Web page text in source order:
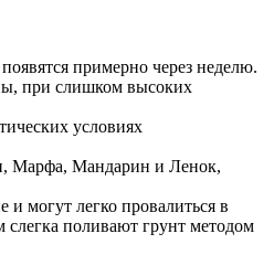
примерно через неделю.
при слишком высоких
условиях
Марфа, Мандарин и Ленок,
могут легко провалиться в
слегка поливают грунт методом